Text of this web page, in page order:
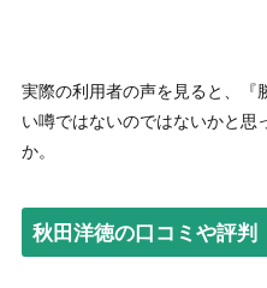
実際の利用者の声を見ると、『
い噂ではないのではないかと思
か。
秋田洋徳の口コミや評判